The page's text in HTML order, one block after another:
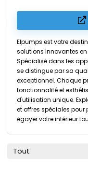
Elpumps est votre
solutions innovantes
Spécialisé dans les
se distingue par sa
exceptionnel. Chaque
fonctionnalité et
d'utilisation unique.
et offres spéciales pour
égayer votre intérieur
Tout